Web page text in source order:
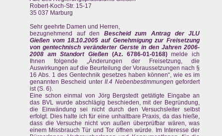
Robert-Koch-Str. 15-17
35 037 Marburg
Sehr geehrte Damen und Herren,
bezugnehmend auf den Bescheid zum Antrag der JLU
Gießen vom 18.10.2005 auf Genehmigung zur Freisetzung
von gentechnisch veränderter Gerste in den Jahren 2006-
2008 am Standort Gießen (Az. 6786-01-0168)melde ich
Ihnen folgende „Änderungen der Freisetzung, die
Auswirkungen auf die Beurteilung der Voraussetzungen nach §
16 Abs. 1 des Gentechnik gesetzes haben können“, wie es im
genannten Bescheid unterII.4 Nebenbestimmungen gefordert
ist (S. 6).
Eine schon einmal von Jörg Bergstedt getätigte Eingabe an
das BVL wurde abschlägig beschieden, mit der Begründung,
die Einwändung sei nicht durch den Versuchsleiter selbst
erfolgt. Dies halte ich für eine unhaltbare Praxis, da das hieße,
dass die Versuche nicht von außen überprüfbar wären, was
einem Missbrauch Tür und Tor öffnen würde. Im Interesse der